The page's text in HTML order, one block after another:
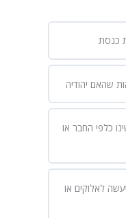
כנסת
שהאם יהודיה
כלפי החבר או
לאלוקים או